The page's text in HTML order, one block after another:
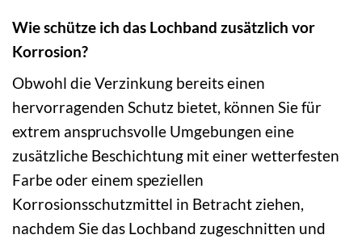
Wie schütze ich das Lochband zusätzlich vor
Korrosion?
Obwohl die Verzinkung bereits einen
hervorragenden Schutz bietet, können Sie für
extrem anspruchsvolle Umgebungen eine
zusätzliche Beschichtung mit einer wetterfesten
Farbe oder einem speziellen
Korrosionsschutzmittel in Betracht ziehen,
nachdem Sie das Lochband zugeschnitten und